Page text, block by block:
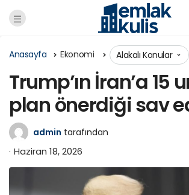
Anasayfa Ekonomi Alakalı Konular
Trump’ın İran’a 15
plan önerdiği sav
admin tarafından
Haziran 18, 2026